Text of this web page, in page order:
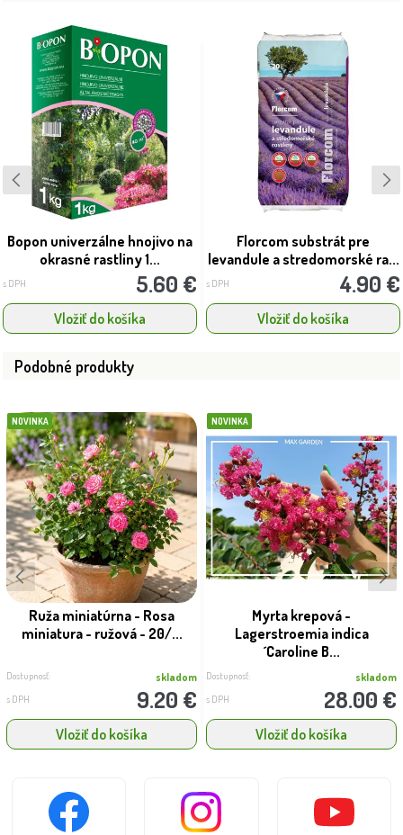
Bopon univerzálne hnojivo na
okrasné rastliny 1...
s DPH 5.60 €
Vložiť do košíka
Florcom substrát pre
levandule a stredomorské ra...
s DPH 4.90 €
Vložiť do košíka
Podobné produkty
NOVINKA
Ruža miniatúrna - Rosa
miniatura - ružová - 20/...
Dostupnosť: skladom
s DPH 9.20 €
Vložiť do košíka
NOVINKA
Myrta krepová -
Lagerstroemia indica
´Caroline B...
Dostupnosť: skladom
s DPH 28.00 €
Vložiť do košíka